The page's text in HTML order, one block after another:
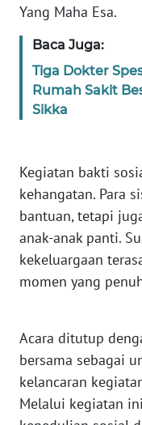
Yang Maha Esa.
Baca Juga:
Tiga Dokter
Rumah Sakit
Sikka
Kegiatan bakti
kehangatan. Para
bantuan, tetapi
anak-anak panti.
kekeluargaan
momen yang
Acara ditutup
bersama sebagai
kelancaran
Melalui kegiatan
NUSANTARA
WN
JOGJA
WN
BALI
WN
KALBAR
KALTENG
WN
KALTARA